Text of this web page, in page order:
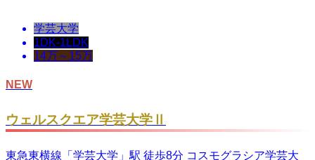
学芸大学
1DK-1LDK
14万～15万
NEW
ウェルスクエア学芸大学Ⅱ
東急東横線「学芸大学」駅 徒歩8分 コスモグラシア学芸大